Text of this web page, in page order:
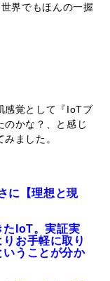
界でもほんの一握
感覚として『IoTブ
のかな？、と感じ
ました。
に【理想と現
たIoT。実証実
りお手軽に取り
うことが分か